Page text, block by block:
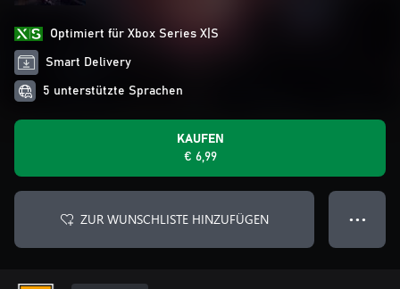
Optimiert für Xbox Series X|S
Smart Delivery
5 unterstützte Sprachen
KAUFEN
€ 6,99
ZUR WUNSCHLISTE HINZUFÜGEN ● ● ●